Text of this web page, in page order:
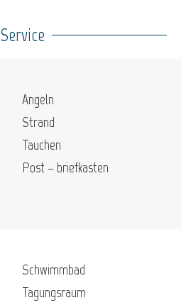
Service
Angeln
Strand
Tauchen
Post – briefkasten
Schwimmbad
Tagungsraum